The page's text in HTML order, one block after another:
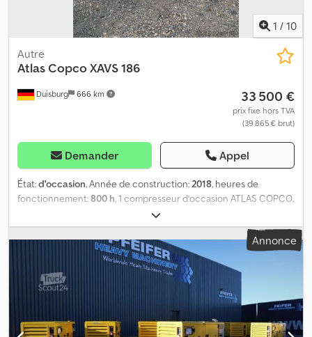
1 / 10
Duisburg 666 km
Autre
Atlas CopcoXAVS 186
33 500 €
prix fixe hors TVA
(39 865 € brut)
Demander Appel
État:d'occasion, Année de construction:2018, heures de
fonctionnement:800 h, 1 compresseur d’occasion ATLAS COPCO,
modèle XAVS 186 JD, norme Stage IV Année de fabrication : 2018,
800 heures de fonctionnement Pression de service : 10,3 bars /
150 psi Débit volumique : 400 cfm / 11,3 m³/min Moteur : John
Deere 4045HFC04 Puissance : 104 kW / 2 200 tr/min Robinet de
sortie : 3 x ??, 1 x 1 ?? Compteur d’heures de fonctionnement
Châssis avec freins, réglable en hauteur Attelage pour camion et
voiture Roue à rayons Éclairage conforme à la StVZO Calages de
roue Refroidisseur supplémentaire avec séparateur d’eau et filtre
à particules Dcedpfxjzqr S Ds Abysk Bouchon de remplissage
Annonce